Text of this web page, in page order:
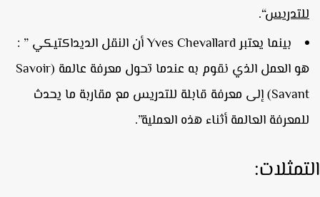
“.
بينما يعتبر Yves Chevallard أن النقل الديداكتيكي ” :
هو العمل الذي نقوم به عندما تحول معرفة عالمة (Savoir
Savant) إلى معرفة قابلة للتدريس مع مقاربة ما يحدث
العالمة أثناء هذه العملية”.